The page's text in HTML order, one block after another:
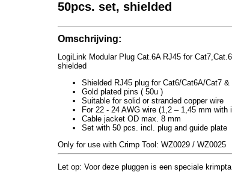
50pcs. set, shielded
Omschrijving:
LogiLink Modular Plug Cat.6A RJ45 for
shielded
Shielded RJ45 plug for Cat6/Cat6A/Cat7 &
Gold plated pins ( 50u )
Suitable for solid or stranded copper wire
For 22 - 24 AWG wire (1,2 – 1,45 mm with
Cable jacket OD max. 8 mm
Set with 50 pcs. incl. plug and guide plate
Only for use with Crimp Tool: WZ0029 / WZ0025
Let op: Voor deze pluggen is een speciale